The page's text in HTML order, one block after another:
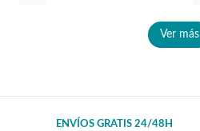
Ver más
ENVÍOS GRATIS 24/48H